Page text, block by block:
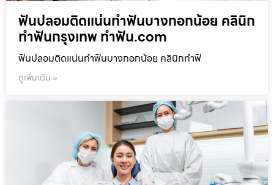
ฟันปลอมติดแน่นทำฟันบางกอกน้อย คลินิก
ทำฟันกรุงเทพ ทำฟัน.com
ฟันปลอมติดแน่นทำฟันบางกอกน้อย คลินิกทำฟั
ดูเพิ่มเติม »